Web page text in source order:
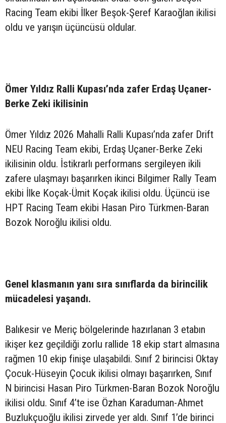
Racing Team ekibi İlker Beşok-Şeref Karaoğlan ikilisi
oldu ve yarışın üçüncüsü oldular.
Ömer Yıldız Ralli Kupası’nda zafer Erdaş Uçaner-
Berke Zeki ikilisinin
Ömer Yıldız 2026 Mahalli Ralli Kupası’nda zafer Drift
NEU Racing Team ekibi, Erdaş Uçaner-Berke Zeki
ikilisinin oldu. İstikrarlı performans sergileyen ikili
zafere ulaşmayı başarırken ikinci Bilgimer Rally Team
ekibi İlke Koçak-Ümit Koçak ikilisi oldu. Üçüncü ise
HPT Racing Team ekibi Hasan Piro Türkmen-Baran
Bozok Noroğlu ikilisi oldu.
Genel klasmanın yanı sıra sınıflarda da birincilik
mücadelesi yaşandı.
Balıkesir ve Meriç bölgelerinde hazırlanan 3 etabın
ikişer kez geçildiği zorlu rallide 18 ekip start almasına
rağmen 10 ekip finişe ulaşabildi. Sınıf 2 birincisi Oktay
Çocuk-Hüseyin Çocuk ikilisi olmayı başarırken, Sınıf
N birincisi Hasan Piro Türkmen-Baran Bozok Noroğlu
ikilisi oldu. Sınıf 4’te ise Özhan Karaduman-Ahmet
Buzlukçuoğlu ikilisi zirvede yer aldı. Sınıf 1’de birinci